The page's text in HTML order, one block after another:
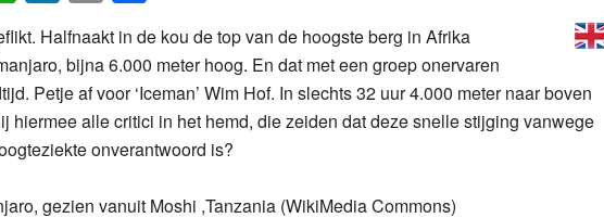
Halfnaakt in de kou de top van de hoogste berg in Afrika
bijna 6.000 meter hoog. En dat met een groep onervaren
Petje af voor ‘Iceman’ Wim Hof. In slechts 32 uur 4.000 meter naar boven
hiermee alle critici in het hemd, die zeiden dat deze snelle stijging vanwege
onverantwoord is?